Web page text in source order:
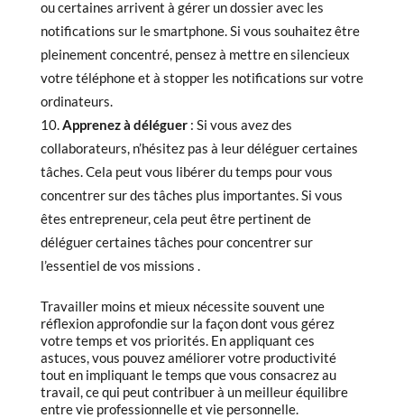
ou certaines arrivent à gérer un dossier avec les
notifications sur le smartphone. Si vous souhaitez être
pleinement concentré, pensez à mettre en silencieux
votre téléphone et à stopper les notifications sur votre
ordinateurs.
Apprenez à déléguer: Si vous avez des
collaborateurs, n’hésitez pas à leur déléguer certaines
tâches. Cela peut vous libérer du temps pour vous
concentrer sur des tâches plus importantes. Si vous
êtes entrepreneur, cela peut être pertinent de
déléguer certaines tâches pour concentrer sur
l’essentiel de vos missions .
Travailler moins et mieux nécessite souvent une
réflexion approfondie sur la façon dont vous gérez
votre temps et vos priorités. En appliquant ces
astuces, vous pouvez améliorer votre productivité
tout en impliquant le temps que vous consacrez au
travail, ce qui peut contribuer à un meilleur équilibre
entre vie professionnelle et vie personnelle.